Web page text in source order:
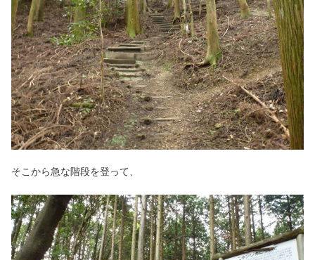
そこから急な階段を登って、